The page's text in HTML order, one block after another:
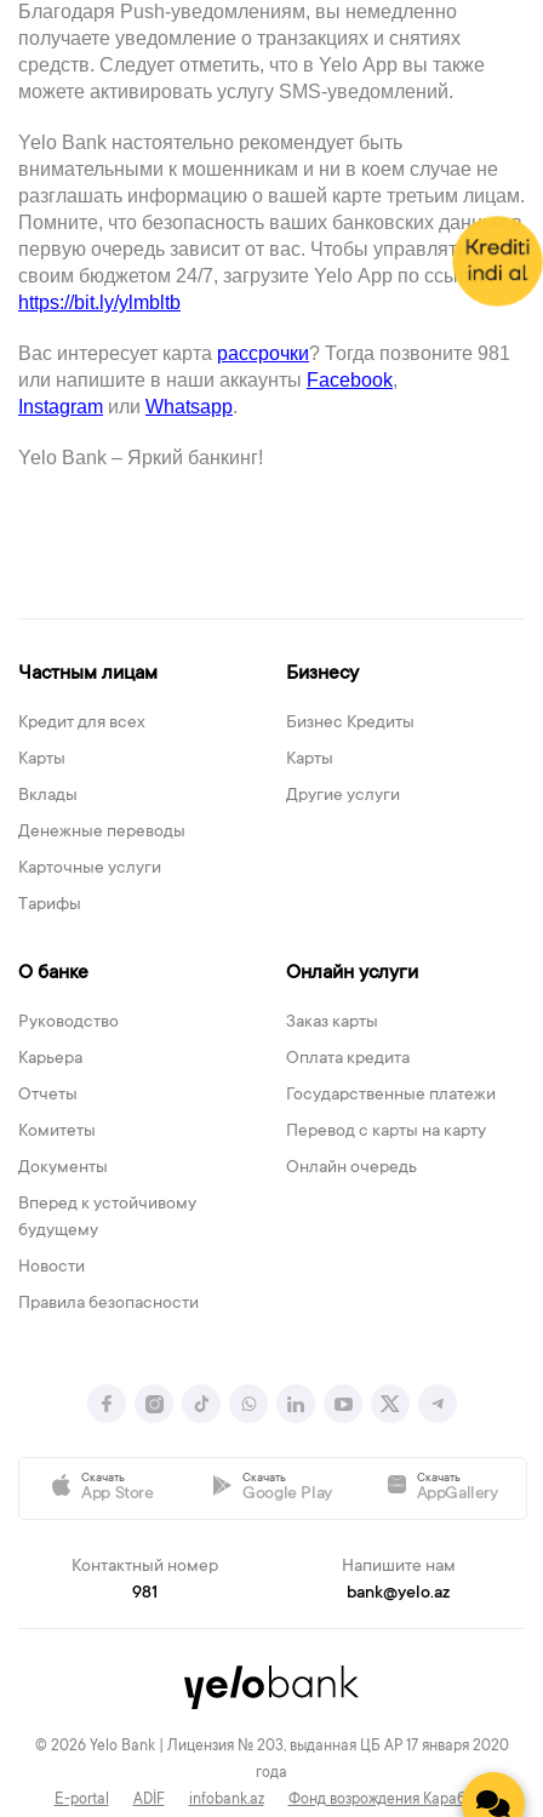
Благодаря Push-уведомлениям, вы немедленно
получаете уведомление о транзакциях и снятиях
средств. Следует отметить, что в Yelo App вы также
можете активировать услугу SMS-уведомлений.
Yelo Bank настоятельно рекомендует быть
внимательными к мошенникам и ни в коем случае не
разглашать информацию о вашей карте третьим лицам.
Помните, что безопасность ваших банковских данных в
первую очередь зависит от вас. Чтобы управлять
своим бюджетом 24/7, загрузите Yelo App по ссылке:
https://bit.ly/ylmbltb
Вас интересует карта рассрочки? Тогда позвоните 981
или напишите в наши аккаунты Facebook,
Instagram или Whatsapp.
Yelo Bank – Яркий банкинг!
Частным лицам
Кредит для всех
Карты
Вклады
Денежные переводы
Карточные услуги
Тарифы
Бизнесу
Бизнес Кредиты
Карты
Другие услуги
О банке
Руководство
Карьера
Отчеты
Комитеты
Документы
Вперед к устойчивому
будущему
Новости
Правила безопасности
Онлайн услуги
Заказ карты
Оплата кредита
Государственные платежи
Перевод с карты на карту
Онлайн очередь
Скачать
App Store
Скачать
Google Play
Скачать
AppGallery
Контактный номер
981
Напишите нам
bank@yelo.az
© 2026 Yelo Bank | Лицензия № 203, выданная ЦБ АР 17 января 2020
года
E-portal
ADİF infobank.az Фонд возрождения Карабаха